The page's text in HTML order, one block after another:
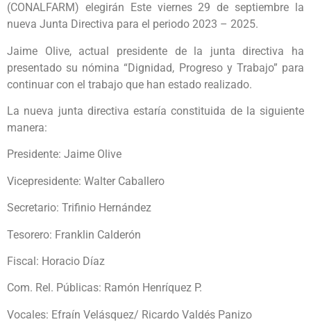
(CONALFARM) elegirán Este viernes 29 de septiembre la
nueva Junta Directiva para el periodo 2023 – 2025.
Jaime Olive, actual presidente de la junta directiva ha
presentado su nómina “Dignidad, Progreso y Trabajo” para
continuar con el trabajo que han estado realizado.
La nueva junta directiva estaría constituida de la siguiente
manera:
Presidente: Jaime Olive
Vicepresidente: Walter Caballero
Secretario: Trifinio Hernández
Tesorero: Franklin Calderón
Fiscal: Horacio Díaz
Com. Rel. Públicas: Ramón Henríquez P.
Vocales: Efraín Velásquez/ Ricardo Valdés Panizo